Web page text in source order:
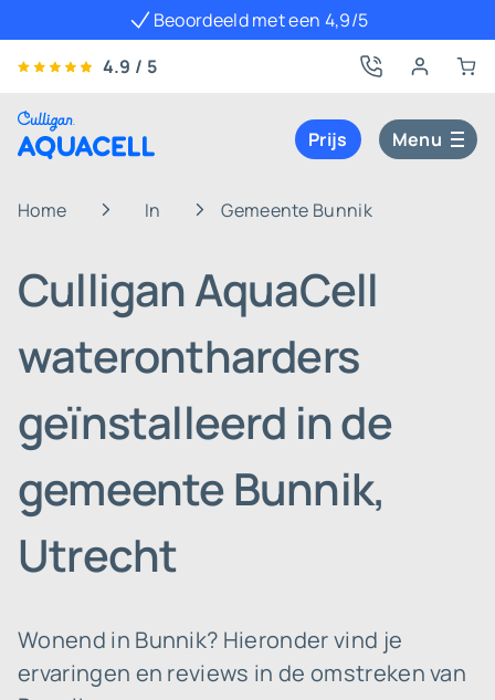
Beoordeeld met een 4,9/5
4.9 / 5
Prijs Menu
Home In Gemeente Bunnik
Culligan AquaCell
waterontharders
geïnstalleerd in de
gemeente Bunnik,
Utrecht
Wonend in Bunnik? Hieronder vind je
ervaringen en reviews in de omstreken van